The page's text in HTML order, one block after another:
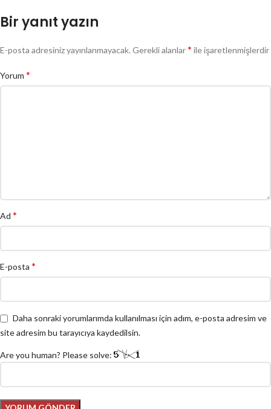
Bir yanıt yazın
E-posta adresiniz yayınlanmayacak. Gerekli alanlar* ile işaretlenmişlerdir
Yorum *
Ad *
E-posta *
Daha sonraki yorumlarımda kullanılması için adım, e-posta adresim ve
site adresim bu tarayıcıya kaydedilsin.
Are you human? Please solve: